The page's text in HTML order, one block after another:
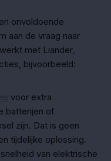
onvoldoende
aan de vraag naar
met Liander,
bijvoorbeeld:
voor extra
batterijen of
zijn. Dat is geen
tijdelijke oplossing.
van elektrische